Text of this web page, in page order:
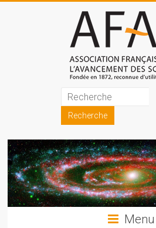
Association
française
pour
l'avancement
des
sciences
Menu